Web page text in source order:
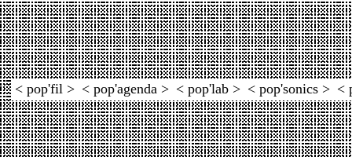
< pop'fil > < pop'agenda > < pop'lab > < pop'sonics > <